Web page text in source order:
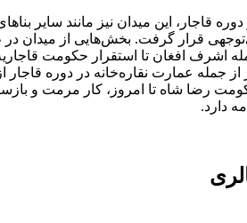
دوره قاجار، این میدان نیز مانند سایر
قرار گرفت. بخش‌هایی از میدان در
اشرف افغان تا استقرار حکومت
از جمله عمارت نقاره‌خانه در دوره
رضا شاه تا امروز، کار مرمت و
دارد.